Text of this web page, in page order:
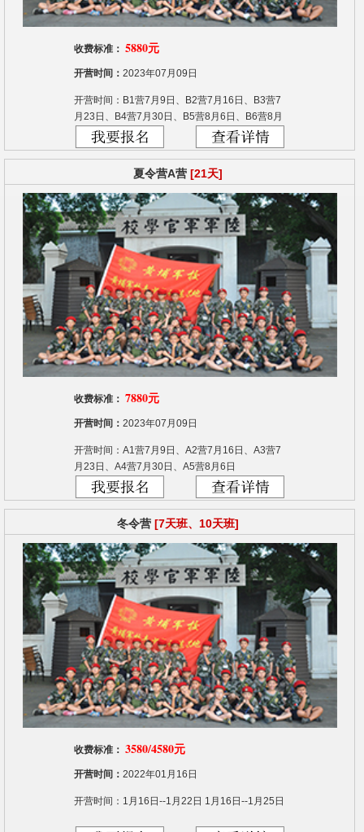
收费标准： 5880元
开营时间：2023年07月09日
开营时间：B1营7月9日、B2营7月16日、B3营7
月23日、B4营7月30日、B5营8月6日、B6营8月
13日
夏令营A营[21天]
收费标准： 7880元
开营时间：2023年07月09日
开营时间：A1营7月9日、A2营7月16日、A3营7
月23日、A4营7月30日、A5营8月6日
冬令营[7天班、10天班]
收费标准： 3580/4580元
开营时间：2022年01月16日
开营时间：1月16日--1月22日 1月16日--1月25日